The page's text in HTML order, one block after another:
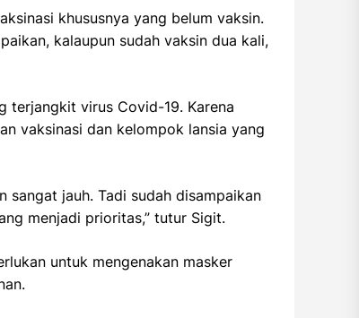
khususnya yang belum vaksin.
kalaupun sudah vaksin dua kali,
terjangkit virus Covid-19. Karena
vaksinasi dan kelompok lansia yang
sangat jauh. Tadi sudah disampaikan
menjadi prioritas,” tutur Sigit.
untuk mengenakan masker